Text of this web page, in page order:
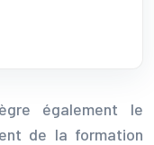
également le
de la formation